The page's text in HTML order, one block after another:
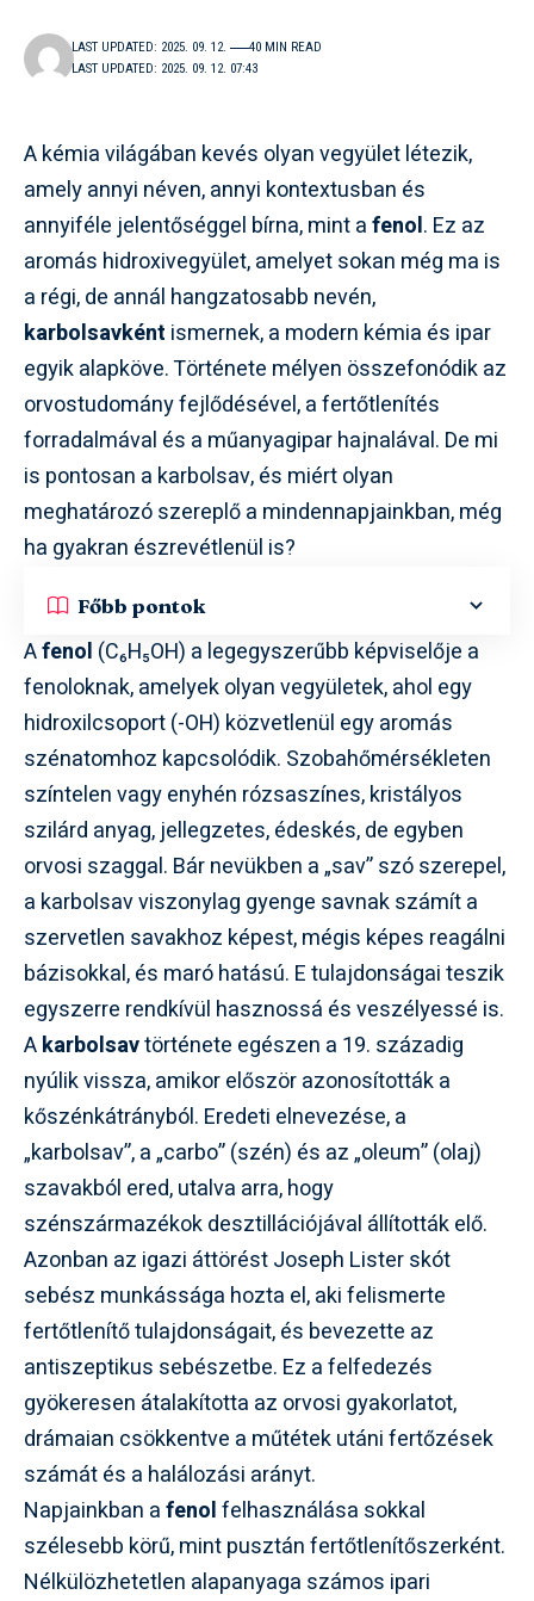
LAST UPDATED: 2025. 09. 12. 07:43
LAST UPDATED: 2025. 09. 12. 40 MIN READ
A kémia világában kevés olyan vegyület létezik,
amely annyi néven, annyi kontextusban és
annyiféle jelentőséggel bírna, mint afenol. Ez az
aromás hidroxivegyület, amelyet sokan még ma is
a régi, de annál hangzatosabb nevén,
karbolsavként ismernek, a modern kémia és ipar
egyik alapköve. Története mélyen összefonódik az
orvostudomány fejlődésével, a fertőtlenítés
forradalmával és a műanyagipar hajnalával. De mi
is pontosan a karbolsav, és miért olyan
meghatározó szereplő a mindennapjainkban, még
ha gyakran észrevétlenül is?
Főbb pontok
Afenol (C₆H₅OH) a legegyszerűbb képviselője a
fenoloknak, amelyek olyan vegyületek, ahol egy
hidroxilcsoport (-OH) közvetlenül egy aromás
szénatomhoz kapcsolódik. Szobahőmérsékleten
színtelen vagy enyhén rózsaszínes, kristályos
szilárd anyag, jellegzetes, édeskés, de egyben
orvosi szaggal. Bár nevükben a „sav” szó szerepel,
a karbolsav viszonylag gyenge savnak számít a
szervetlen savakhoz képest, mégis képes reagálni
bázisokkal, és maró hatású. E tulajdonságai teszik
egyszerre rendkívül hasznossá és veszélyessé is.
Akarbolsavtörténete egészen a 19. századig
nyúlik vissza, amikor először azonosították a
kőszénkátrányból. Eredeti elnevezése, a
„karbolsav”, a „carbo” (szén) és az „oleum” (olaj)
szavakból ered, utalva arra, hogy
szénszármazékok desztillációjával állították elő.
Azonban az igazi áttörést Joseph Lister skót
sebész munkássága hozta el, aki felismerte
fertőtlenítő tulajdonságait, és bevezette az
antiszeptikus sebészetbe. Ez a felfedezés
gyökeresen átalakította az orvosi gyakorlatot,
drámaian csökkentve a műtétek utáni fertőzések
számát és a halálozási arányt.
Napjainkban afenolfelhasználása sokkal
szélesebb körű, mint pusztán fertőtlenítőszerként.
Nélkülözhetetlen alapanyaga számos ipari